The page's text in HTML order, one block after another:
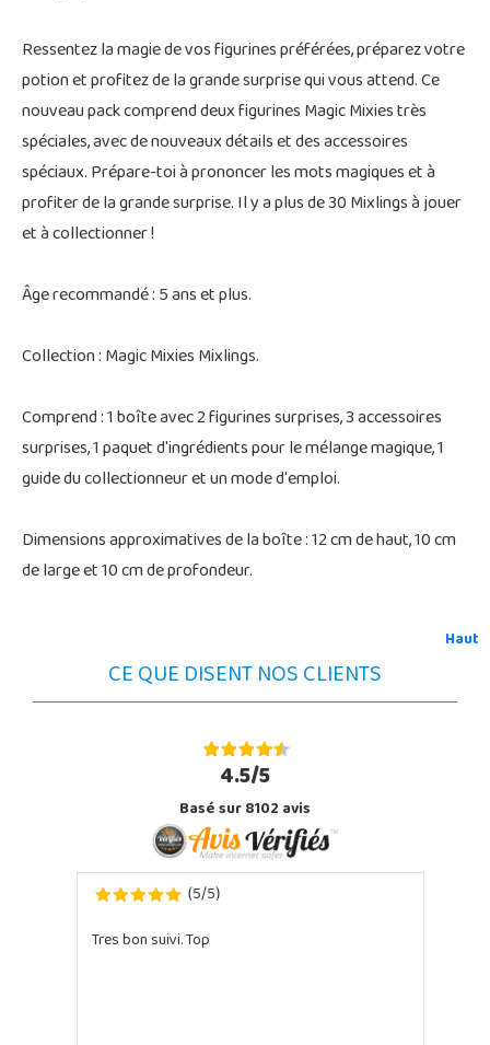
Ressentez la magie de vos figurines préférées, préparez votre
potion et profitez de la grande surprise qui vous attend. Ce
nouveau pack comprend deux figurines Magic Mixies très
spéciales, avec de nouveaux détails et des accessoires
spéciaux. Prépare-toi à prononcer les mots magiques et à
profiter de la grande surprise. Il y a plus de 30 Mixlings à jouer
et à collectionner !
Âge recommandé : 5 ans et plus.
Collection : Magic Mixies Mixlings.
Comprend : 1 boîte avec 2 figurines surprises, 3 accessoires
surprises, 1 paquet d'ingrédients pour le mélange magique, 1
guide du collectionneur et un mode d'emploi.
Dimensions approximatives de la boîte : 12 cm de haut, 10 cm
de large et 10 cm de profondeur.
Haut
CE QUE DISENT NOS CLIENTS
4.5/5
Basé sur 8102 avis
(5/5)
Tres bon suivi. Top